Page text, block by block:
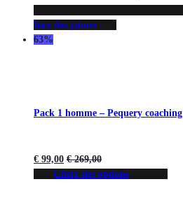
liste des jaimes
63%
Pack 1 homme – Pequery coaching
€ 99,00 €269,00
Choix des options